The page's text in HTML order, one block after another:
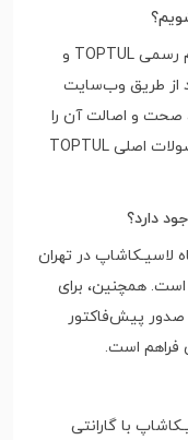
همه محصولات لاسیـکاشاپ دارای هولوگرام رسمی TOPTUL و
از طریق وب‌سایت
صحت و اصالت آن را
بررسی کنید. علاوه بر این، بسته‌بندی محصولات اصلی TOPTUL
دارد؟
لاسیـکاشاپ در تهران
همچنین، برای
صدور پیش‌فاکتور
فراهم است.
با گارانتی